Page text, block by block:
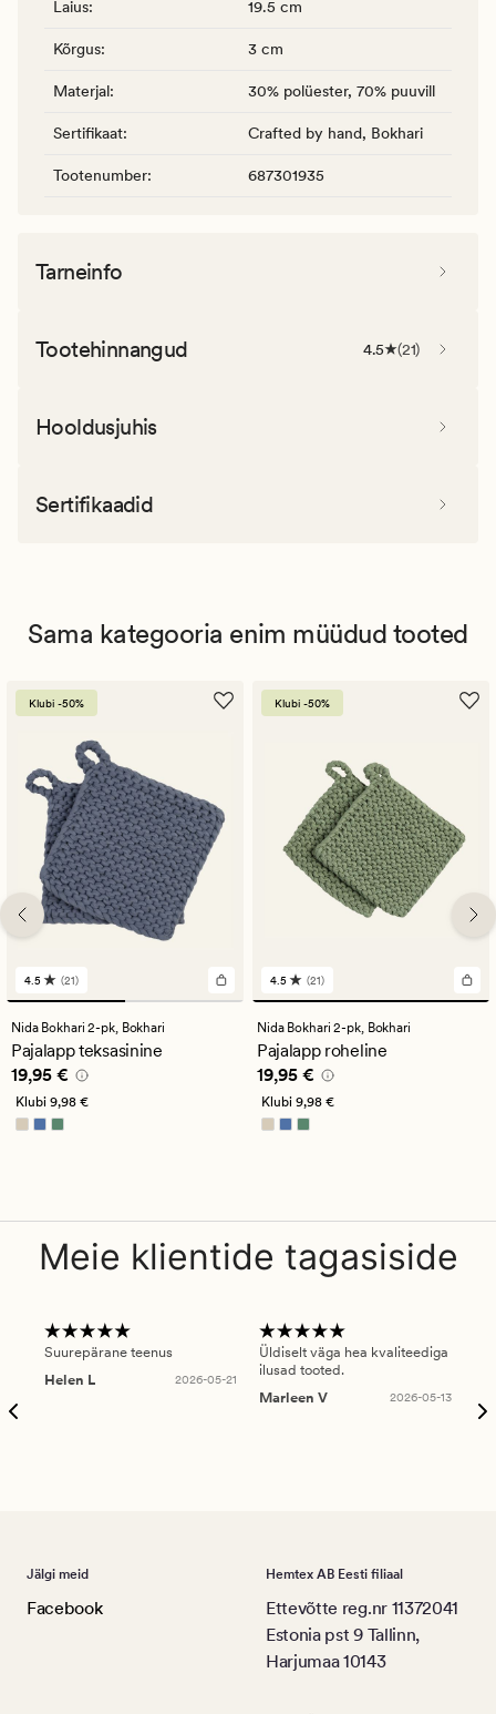
Laius: 19.5 cm
Kõrgus: 3 cm
Materjal: 30% polüester, 70% puuvill
Sertifikaat: Crafted by hand, Bokhari
Tootenumber: 687301935
Tarneinfo
Tootehinnangud 4.5 (21)
Hooldusjuhis
Sertifikaadid
Sama kategooria enim müüdud tooted
Klubi -50%
21
arvustust
keskmise
hinnanguga
4.5
4.5 (21)
Nida Bokhari 2-pk, Bokhari
Pajalapp teksasinine
Pris_ee 19,95 €
19,95 €
Klubi 9,98 €
Klubi -50%
21
arvustust
keskmise
hinnanguga
4.5
4.5 (21)
Nida Bokhari 2-pk, Bokhari
Pajalapp roheline
Pris_ee 19,95 €
19,95 €
Klubi 9,98 €
Meie klientide tagasiside
Suurepärane teenus
Helen L
2026-05-21
Üldiselt väga hea kvaliteediga
ilusad tooted.
Marleen V
2026-05-13
Jälgi meid
Facebook
Hemtex AB Eesti filiaal
Ettevõtte reg.nr 11372041
Estonia pst 9 Tallinn,
Harjumaa 10143